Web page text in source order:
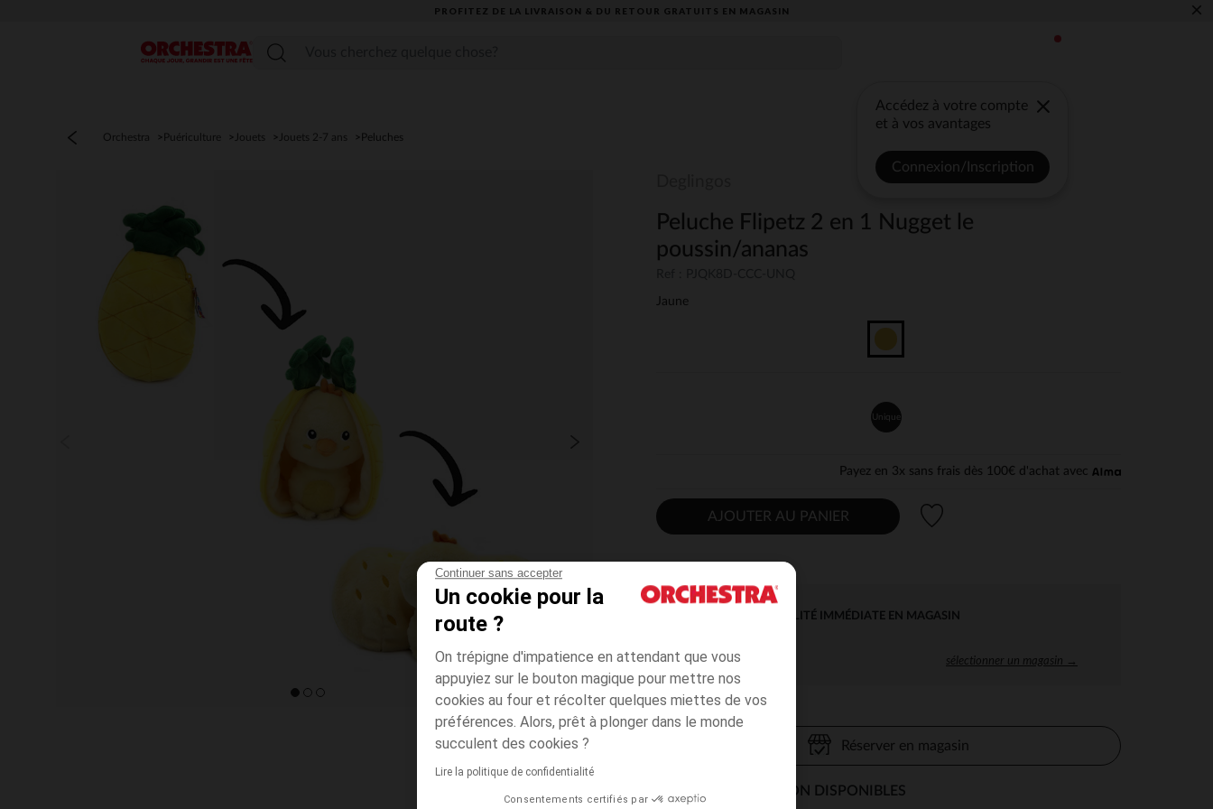
Continuer sans accepter
Un cookie pour la
route ?
On trépigne d'impatience en attendant que vous
appuyiez sur le bouton magique pour mettre nos
cookies au four et récolter quelques miettes de vos
préférences. Alors, prêt à plonger dans le monde
succulent des cookies ?
Lire la politique de confidentialité
Consentements certifiés par
PROFITEZ DE LA LIVRAISON & DU RETOUR GRATUITS EN MAGASIN​ ×
Menu
Accédez à votre compte
et à vos avantages
Connexion/Inscription
Orchestra Puériculture Jouets Jouets 2-7 ans Peluches
Peluche Flipetz 2 en 1 Nugget le
poussin/ananas
Jaune
Unique
Payez en 3x sans frais dès 100€ d'achat avec
AJOUTER AU PANIER
DISPONIBILITÉ IMMÉDIATE EN MAGASIN
sélectionner un magasin →
Réserver en magasin
MODES DE LIVRAISON DISPONIBLES